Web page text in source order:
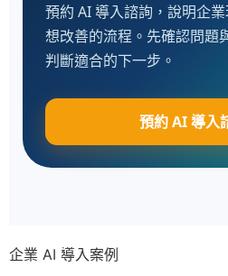
預約 AI 導入諮詢，說明企
想改善的流程。先確認問題
判斷適合的下一步。
預約 AI 導入
企業 AI 導入案例